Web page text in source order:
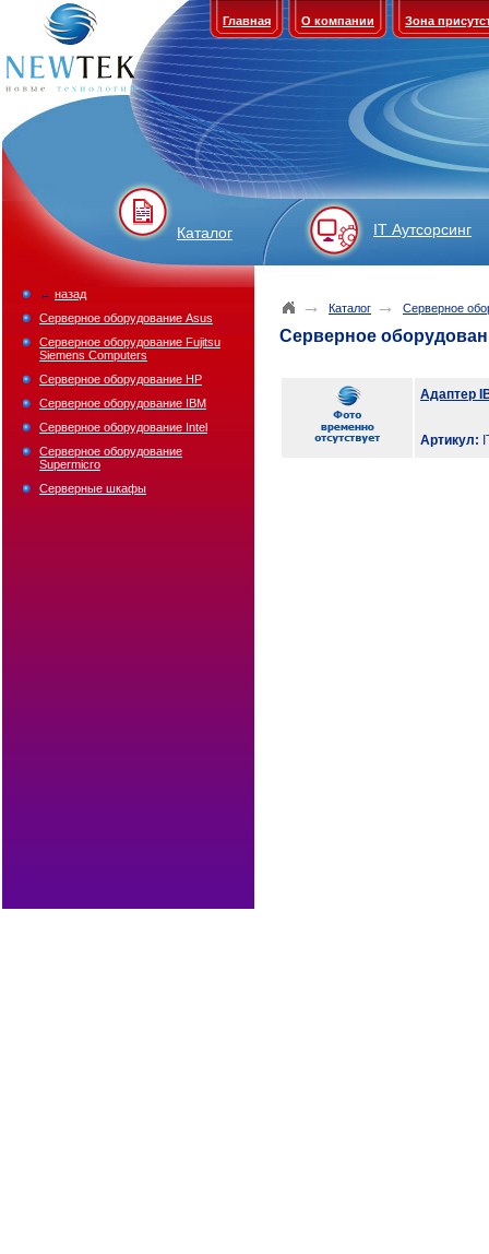
Главная О компании Зона
Каталог IT Аутсорсинг
→ Каталог → Серверное
Серверное
Адаптер
Артикул:
← назад
Серверное оборудование Asus
Серверное оборудование Fujitsu
Siemens Computers
Серверное оборудование HP
Серверное оборудование IBM
Серверное оборудование Intel
Серверное оборудование
Supermicro
Серверные шкафы